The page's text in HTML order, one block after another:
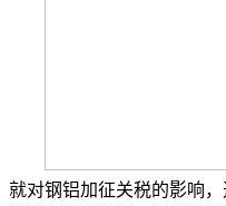
就对钢铝加征关税的影响